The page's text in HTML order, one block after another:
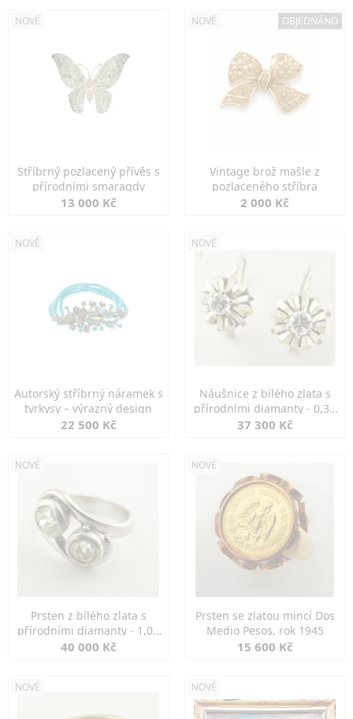
NOVÉ
Stříbrný pozlacený přívěs s
přírodními smaragdy
13 000 Kč
NOVÉ OBJEDNÁNO
Vintage brož mašle z
pozlaceného stříbra
2 000 Kč
NOVÉ
Autorský stříbrný náramek s
tyrkysy – výrazný design
22 500 Kč
NOVÉ
Náušnice z bílého zlata s
přírodními diamanty - 0,30
ct
37 300 Kč
NOVÉ
Prsten z bílého zlata s
přírodními diamanty - 1,00
ct
40 000 Kč
NOVÉ
Prsten se zlatou mincí Dos
Medio Pesos, rok 1945
15 600 Kč
NOVÉ NOVÉ